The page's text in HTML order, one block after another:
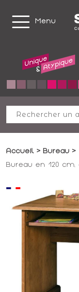
Menu
Accueil
Bureau
Bureau en 120